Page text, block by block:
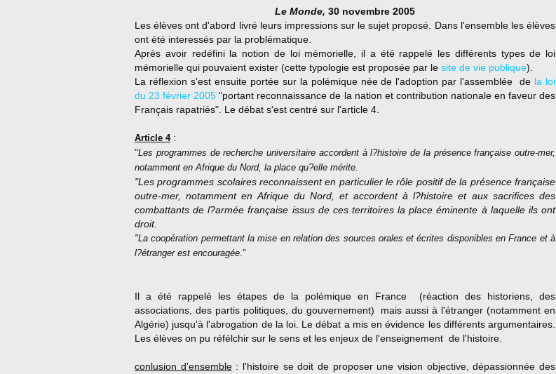
Le Monde, 30 novembre 2005
Les élèves ont d'abord livré leurs impressions sur le sujet proposé. Dans l'ensemble les élèves
ont été interessés par la problématique.
Après avoir redéfini la notion de loi mémorielle, il a été rappelé les différents types de loi
mémorielle qui pouvaient exister (cette typologie est proposée par le site de vie publique).
La réflexion s'est ensuite portée sur la polémique née de l'adoption par l'assemblée de la loi
du 23 février 2005 "portant reconnaissance de la nation et contribution nationale en faveur des
Français rapatriés". Le débat s'est centré sur l'article 4.
Article 4:
"Les programmes de recherche universitaire accordent à l?histoire de la présence française outre-mer,
notamment en Afrique du Nord, la place qu?elle mérite.
"Les programmes scolaires reconnaissent en particulier le rôle positif de la présence française
outre-mer, notamment en Afrique du Nord, et accordent à l?histoire et aux sacrifices des
combattants de l?armée française issus de ces territoires la place éminente à laquelle ils ont
droit.
"La coopération permettant la mise en relation des sources orales et écrites disponibles en France et à
l?étranger est encouragée."
Il a été rappelé les étapes de la polémique en France (réaction des historiens, des
associations, des partis politiques, du gouvernement) mais aussi à l'étranger (notamment en
Algérie) jusqu'à l'abrogation de la loi. Le débat a mis en évidence les différents argumentaires.
Les élèves on pu réfélchir sur le sens et les enjeux de l'enseignement de l'histoire.
conlusion d'ensemble: l'histoire se doit de proposer une vision objective, dépassionnée des